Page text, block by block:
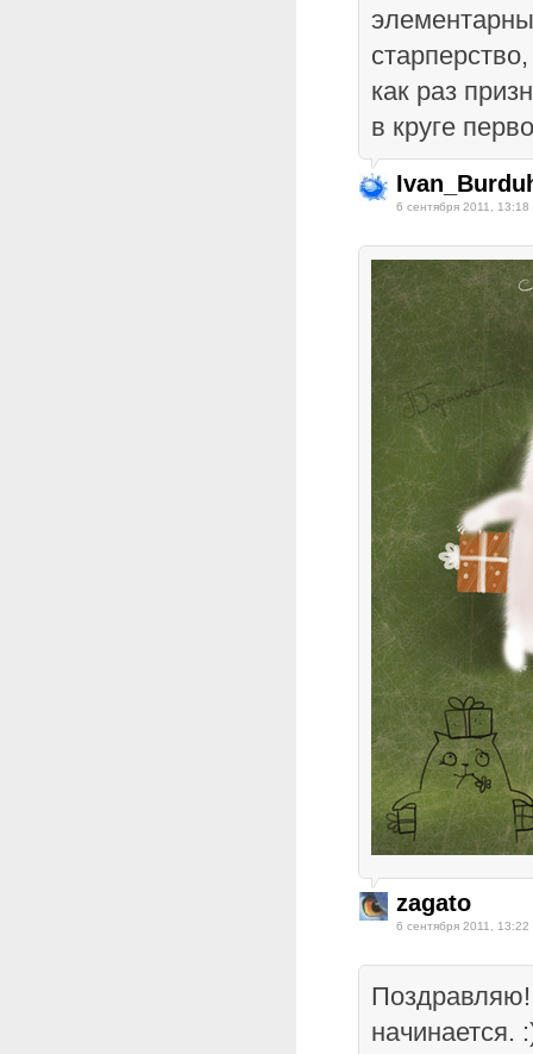
как раз
в круге
6 сентября 2011, 13:18
zagato
6 сентября 2011, 13:22
Поздравляю!
начинается.